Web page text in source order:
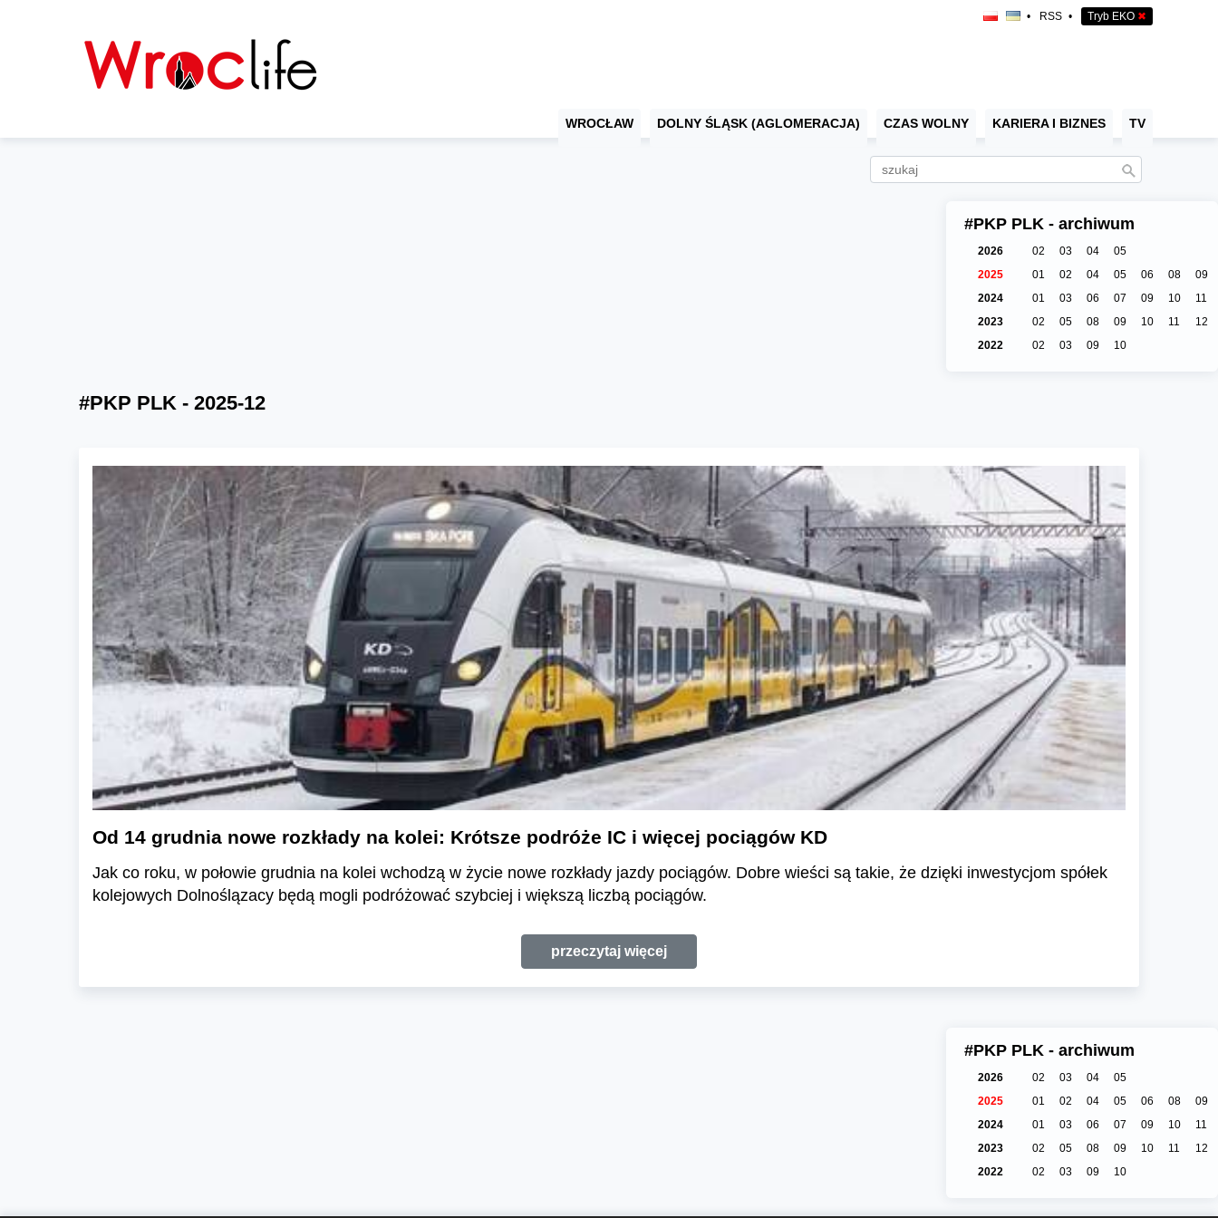
• RSS • Tryb EKO ✖
WROCŁAW DOLNY ŚLĄSK (AGLOMERACJA) CZAS WOLNY KARIERA I BIZNES TV
#PKP PLK - archiwum
2026 02 03 04
05
2025
01 02 04 05 06 08
09
2024
01 03 06 07 09 10
11
2023
02 05 08 09 10 11
12
2022
02 03 09 10
#PKP PLK - 2025-12
Od 14 grudnia nowe rozkłady na kolei: Krótsze podróże IC i więcej pociągów KD
Jak co roku, w połowie grudnia na kolei wchodzą w życie nowe rozkłady jazdy pociągów. Dobre wieści są takie, że dzięki inwestycjom spółek
kolejowych Dolnoślązacy będą mogli podróżować szybciej i większą liczbą pociągów.
przeczytaj więcej
#PKP PLK - archiwum
2026 02 03 04
05
2025
01 02 04 05 06 08
09
2024
01 03 06 07 09 10
11
2023
02 05 08 09 10 11
12
2022
02 03 09 10